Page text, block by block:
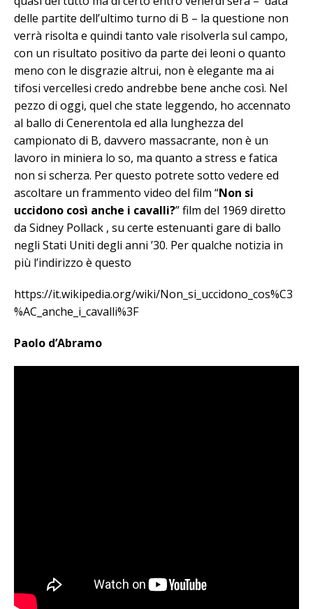
delle partite dell’ultimo turno di B – la questione non
verrà risolta e quindi tanto vale risolverla sul campo,
con un risultato positivo da parte dei leoni o quanto
meno con le disgrazie altrui, non è elegante ma ai
tifosi vercellesi credo andrebbe bene anche così. Nel
pezzo di oggi, quel che state leggendo, ho accennato
al ballo di Cenerentola ed alla lunghezza del
campionato di B, davvero massacrante, non è un
lavoro in miniera lo so, ma quanto a stress e fatica
non si scherza. Per questo potrete sotto vedere ed
ascoltare un frammento video del film “Non si
uccidono così anche i cavalli?” film del 1969 diretto
da Sidney Pollack , su certe estenuanti gare di ballo
negli Stati Uniti degli anni ’30. Per qualche notizia in
più l’indirizzo è questo
https://it.wikipedia.org/wiki/Non_si_uccidono_cos%C3
%AC_anche_i_cavalli%3F
Paolo d’Abramo